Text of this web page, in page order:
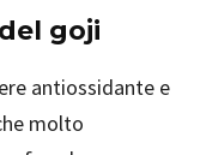
goji
antiossidante e
molto